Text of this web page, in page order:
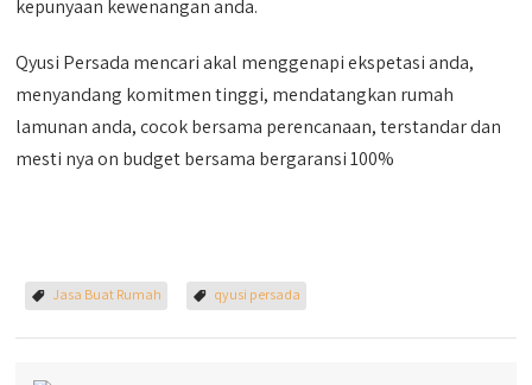
kepunyaan kewenangan anda.
Qyusi Persada mencari akal menggenapi ekspetasi anda,
menyandang komitmen tinggi, mendatangkan rumah
lamunan anda, cocok bersama perencanaan, terstandar dan
mesti nya on budget bersama bergaransi 100%
Jasa Buat Rumah qyusi persada